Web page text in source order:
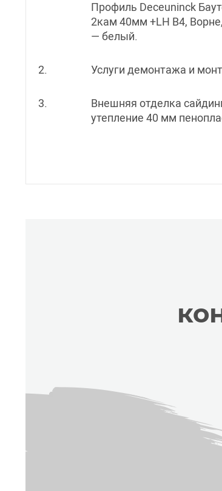
Профиль Deceuninck
2кам 40мм +LH B4,
— белый.
2. Услуги демонтажа и
3.
Внешняя отделка
утепление 40 мм